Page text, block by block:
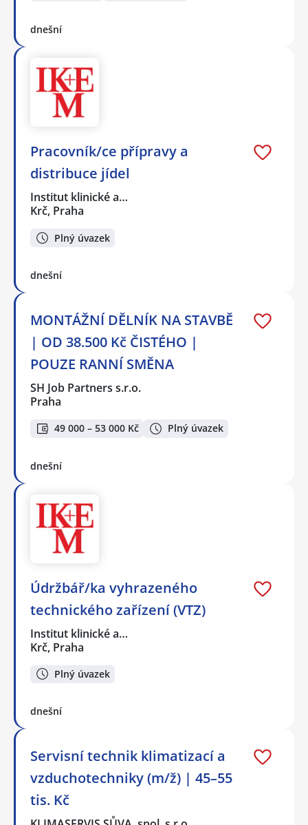
dnešní
Pracovník/ce přípravy a
distribuce jídel
Institut klinické a…
Krč, Praha
Plný úvazek
dnešní
MONTÁŽNÍ DĚLNÍK NA STAVBĚ
| OD 38.500 Kč ČISTÉHO |
POUZE RANNÍ SMĚNA
SH Job Partners s.r.o.
Praha
49 000 – 53 000 Kč Plný úvazek
dnešní
Údržbář/ka vyhrazeného
technického zařízení (VTZ)
Institut klinické a…
Krč, Praha
Plný úvazek
dnešní
Servisní technik klimatizací a
vzduchotechniky (m/ž) | 45–55
tis. Kč